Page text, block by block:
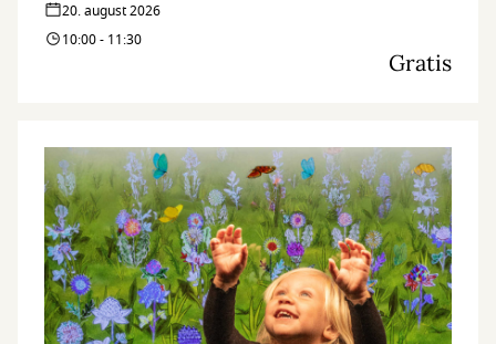
20. august 2026
10:00 - 11:30
Gratis